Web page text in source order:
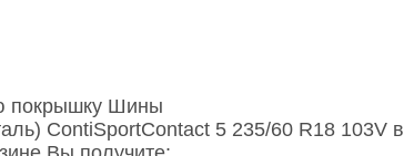
покрышку Шины
ContiSportContact 5 235/60 R18 103V в